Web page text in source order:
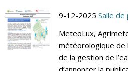
9-12-2025 Salle
MeteoLux,
météorologique de
de la gestion de
d’annoncer la